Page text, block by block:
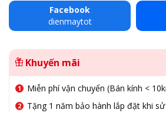
Facebook
dienmaytot
Khuyến mãi
Miễn phí vận chuyển (Bán kính <
Tặng 1 năm bảo hành lắp đặt khi